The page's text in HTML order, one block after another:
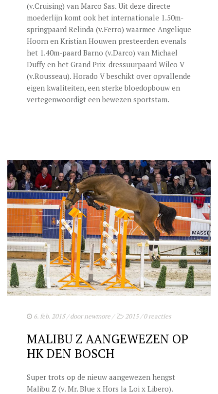
(v.Cruising) van Marco Sas. Uit deze directe
moederlijn komt ook het internationale 1.50m-
springpaard Relinda (v.Ferro) waarmee Angelique
Hoorn en Kristian Houwen presteerden evenals
het 1.40m-paard Barno (v.Darco) van Michael
Duffy en het Grand Prix-dressuurpaard Wilco V
(v.Rousseau). Horado V beschikt over opvallende
eigen kwaliteiten, een sterke bloedopbouw en
vertegenwoordigt een bewezen sportstam.
6. feb. 2015/ doornewmore / 2015/0 reacties
MALIBU Z AANGEWEZEN OP
HK DEN BOSCH
Super trots op de nieuw aangewezen hengst
Malibu Z (v. Mr. Blue x Hors la Loi x Libero).